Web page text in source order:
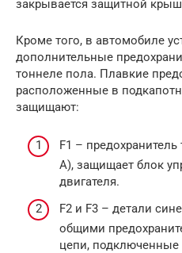
закрывается защитной
Кроме того, в автомобиле
дополнительные
тоннеле пола. Плавкие
расположенные в
защищают:
F1 –
А), защищает блок
двигателя.
F2 и F3 – детали
общими
цепи,